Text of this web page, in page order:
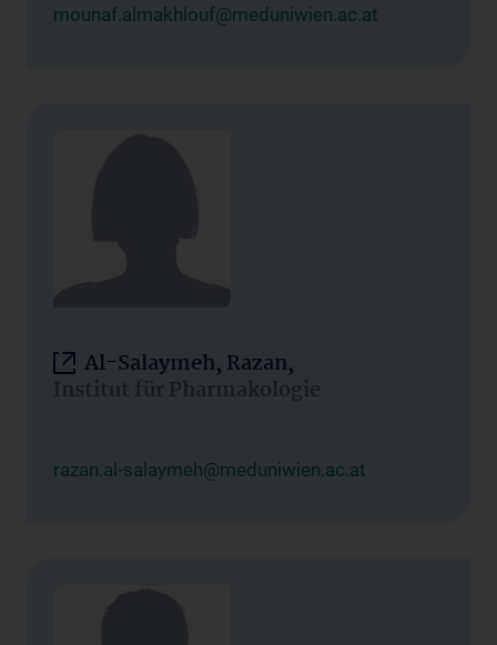
mounaf.almakhlouf@meduniwien.ac.at
Al-Salaymeh, Razan,
Institut für Pharmakologie
razan.al-salaymeh@meduniwien.ac.at